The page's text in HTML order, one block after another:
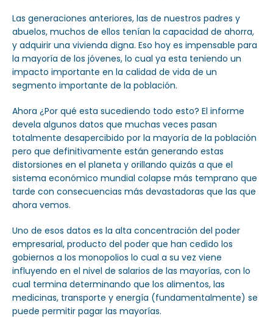
Las generaciones anteriores, las de nuestros padres y
abuelos, muchos de ellos tenían la capacidad de ahorra,
y adquirir una vivienda digna. Eso hoy es impensable para
la mayoría de los jóvenes, lo cual ya esta teniendo un
impacto importante en la calidad de vida de un
segmento importante de la población.
Ahora ¿Por qué esta sucediendo todo esto? El informe
devela algunos datos que muchas veces pasan
totalmente desapercibido por la mayoría de la población
pero que definitivamente están generando estas
distorsiones en el planeta y orillando quizás a que el
sistema económico mundial colapse más temprano que
tarde con consecuencias más devastadoras que las que
ahora vemos.
Uno de esos datos es la alta concentración del poder
empresarial, producto del poder que han cedido los
gobiernos a los monopolios lo cual a su vez viene
influyendo en el nivel de salarios de las mayorías, con lo
cual termina determinando que los alimentos, las
medicinas, transporte y energía (fundamentalmente) se
puede permitir pagar las mayorías.